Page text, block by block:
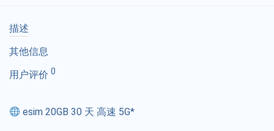
描述
其他信息
用户评价 0
esim 20GB 30 天 高速 5G*